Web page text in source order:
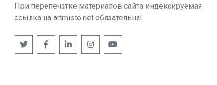
При перепечатке материалов сайта индексируемая
ссылка на artmisto.net обязательна!